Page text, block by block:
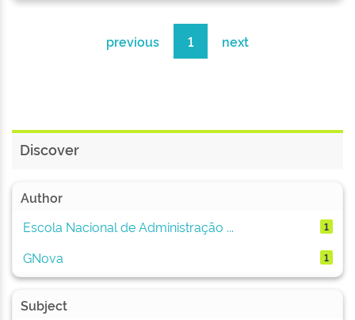
previous 1 next
Discover
Author
Escola Nacional de Administração ...
1
GNova 1
Subject